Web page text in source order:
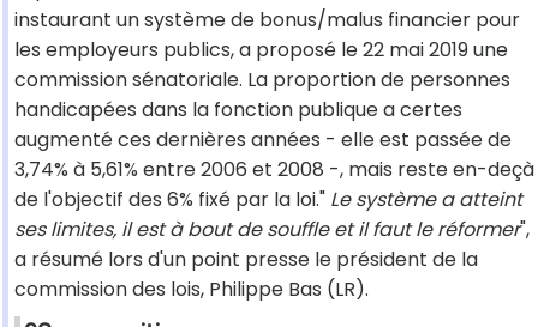
instaurant un système de bonus/malus financier pour
les employeurs publics, a proposé le 22 mai 2019 une
commission sénatoriale. La proportion de personnes
handicapées dans la fonction publique a certes
augmenté ces dernières années - elle est passée de
3,74% à 5,61% entre 2006 et 2008 -, mais reste en-deçà
de l'objectif des 6% fixé par la loi." Le système a atteint
ses limites, il est à bout de souffle et il faut le réformer",
a résumé lors d'un point presse le président de la
commission des lois, Philippe Bas (LR).